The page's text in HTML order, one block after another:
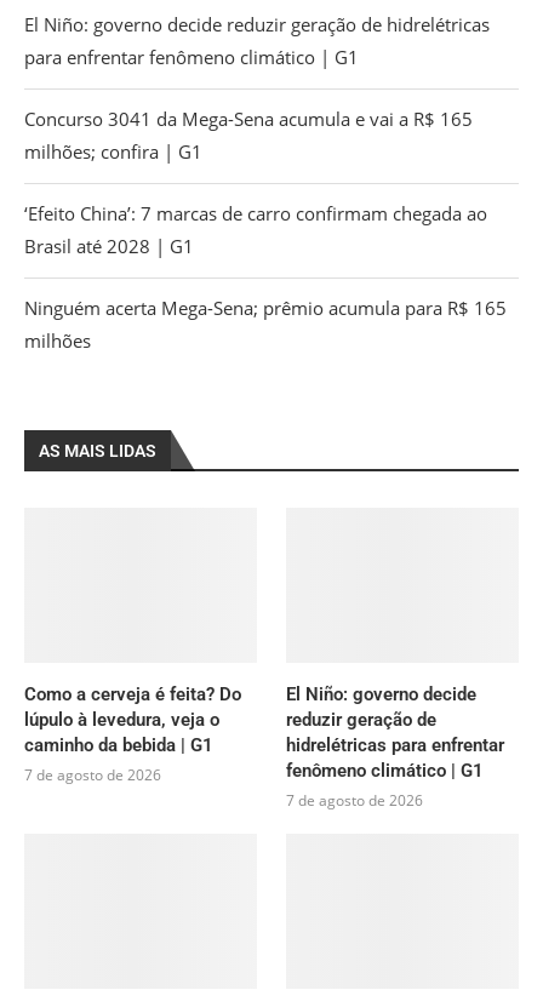
El Niño: governo decide reduzir geração de hidrelétricas
para enfrentar fenômeno climático | G1
Concurso 3041 da Mega-Sena acumula e vai a R$ 165
milhões; confira | G1
‘Efeito China’: 7 marcas de carro confirmam chegada ao
Brasil até 2028 | G1
Ninguém acerta Mega-Sena; prêmio acumula para R$ 165
milhões
AS MAIS LIDAS
Como a cerveja é feita? Do
lúpulo à levedura, veja o
caminho da bebida | G1
7 de agosto de 2026
El Niño: governo decide
reduzir geração de
hidrelétricas para enfrentar
fenômeno climático | G1
7 de agosto de 2026